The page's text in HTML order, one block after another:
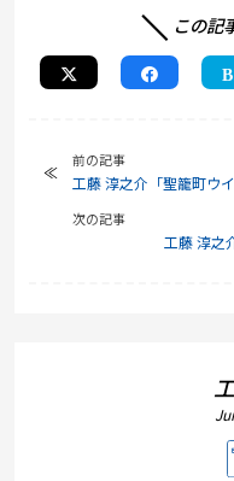
この記
前の記事
工藤 淳之介「聖籠町ウ
次の記事
工藤 淳之